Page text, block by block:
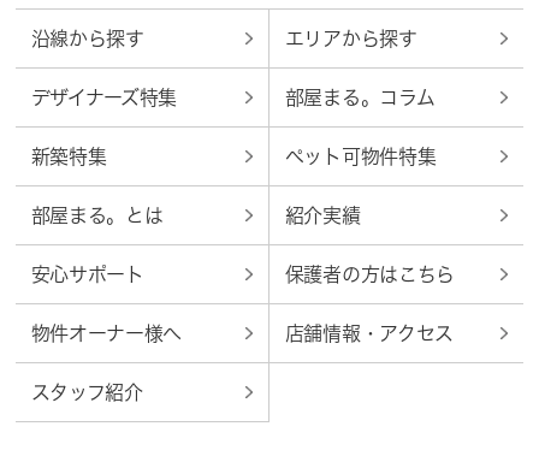
沿線から探す エリアから探す
デザイナーズ特集 部屋まる。コラム
新築特集 ペット可物件特集
部屋まる。とは 紹介実績
安心サポート 保護者の方はこちら
物件オーナー様へ 店舗情報・アクセス
スタッフ紹介